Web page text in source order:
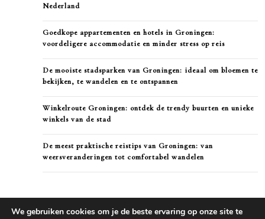
Nederland
Goedkope appartementen en hotels in Groningen:
voordeligere accommodatie en minder stress op reis
De mooiste stadsparken van Groningen: ideaal om bloemen te
bekijken, te wandelen en te ontspannen
Winkelroute Groningen: ontdek de trendy buurten en unieke
winkels van de stad
De meest praktische reistips van Groningen: van
weersveranderingen tot comfortabel wandelen
We gebruiken cookies om je de beste ervaring op onze site te